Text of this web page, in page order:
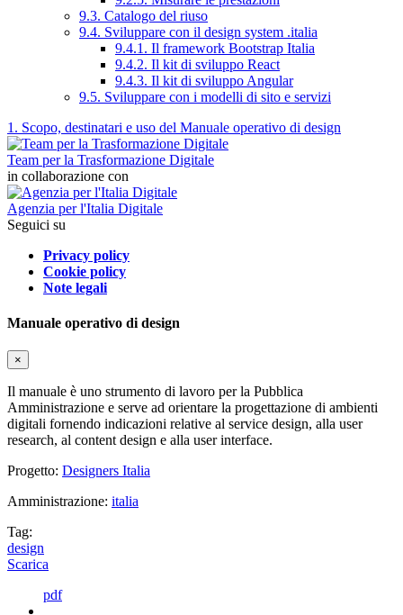
9.3. Catalogo del riuso
9.4. Sviluppare con il design system .italia
9.4.1. Il framework Bootstrap Italia
9.4.2. Il kit di sviluppo React
9.4.3. Il kit di sviluppo Angular
9.5. Sviluppare con i modelli di sito e servizi
1. Scopo, destinatari e uso del Manuale operativo di design
Team per la Trasformazione Digitale
in collaborazione con
Agenzia per l'Italia Digitale
Seguici su
Privacy policy
Cookie policy
Note legali
Manuale operativo di design
×
Il manuale è uno strumento di lavoro per la Pubblica
Amministrazione e serve ad orientare la progettazione di ambienti
digitali fornendo indicazioni relative al service design, alla user
research, al content design e alla user interface.
Progetto: Designers Italia
Amministrazione: italia
Tag:
design
Scarica
pdf